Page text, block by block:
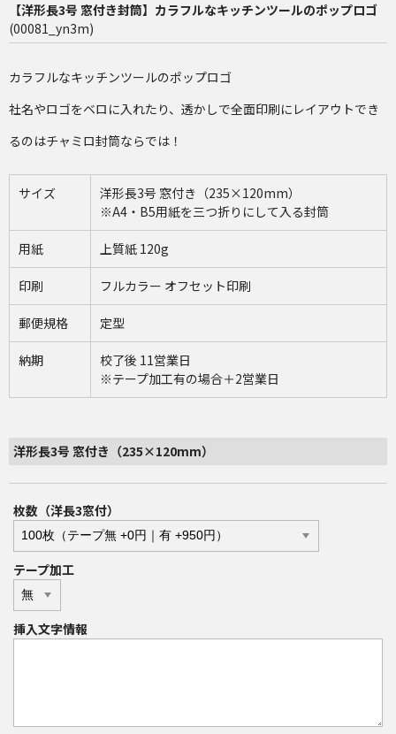
ご利用ガイド
お問い合わせ
【洋形長3号 窓付き封筒】カラフルなキッチンツールのポップロゴ
(00081_yn3m)
カラフルなキッチンツールのポップロゴ
社名やロゴをベロに入れたり、透かしで全面印刷にレイアウトでき
るのはチャミロ封筒ならでは！
サイズ
洋形長3号 窓付き（235×120mm）
※A4・B5用紙を三つ折りにして入る封筒
用紙 上質紙 120g
印刷 フルカラー オフセット印刷
郵便規格 定型
納期
校了後 11営業日
※テープ加工有の場合＋2営業日
洋形長3号 窓付き（235×120mm）
枚数（洋長3窓付）
テープ加工
挿入文字情報